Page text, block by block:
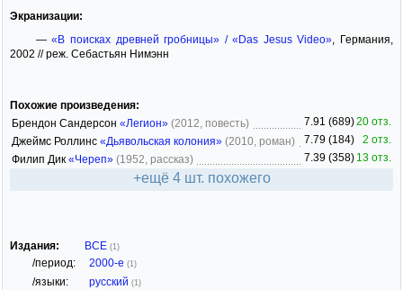
Экранизации:
—«В поисках древней гробницы» / «Das Jesus Video» , Германия,
2002 // реж. Себастьян Нимэнн
Похожие произведения:
Брендон Сандерсон «Легион» (2012, повесть) 7.91 (689)20 отз.
Джеймс Роллинс «Дьявольская колония» (2010, роман) 7.79 (184)
2 отз.
Филип Дик «Череп» (1952, рассказ) 7.39 (358) 13 отз.
+ещё 4 шт. похожего
Издания: ВСЕ (1)
/период: 2000-е (1)
/языки: русский (1)